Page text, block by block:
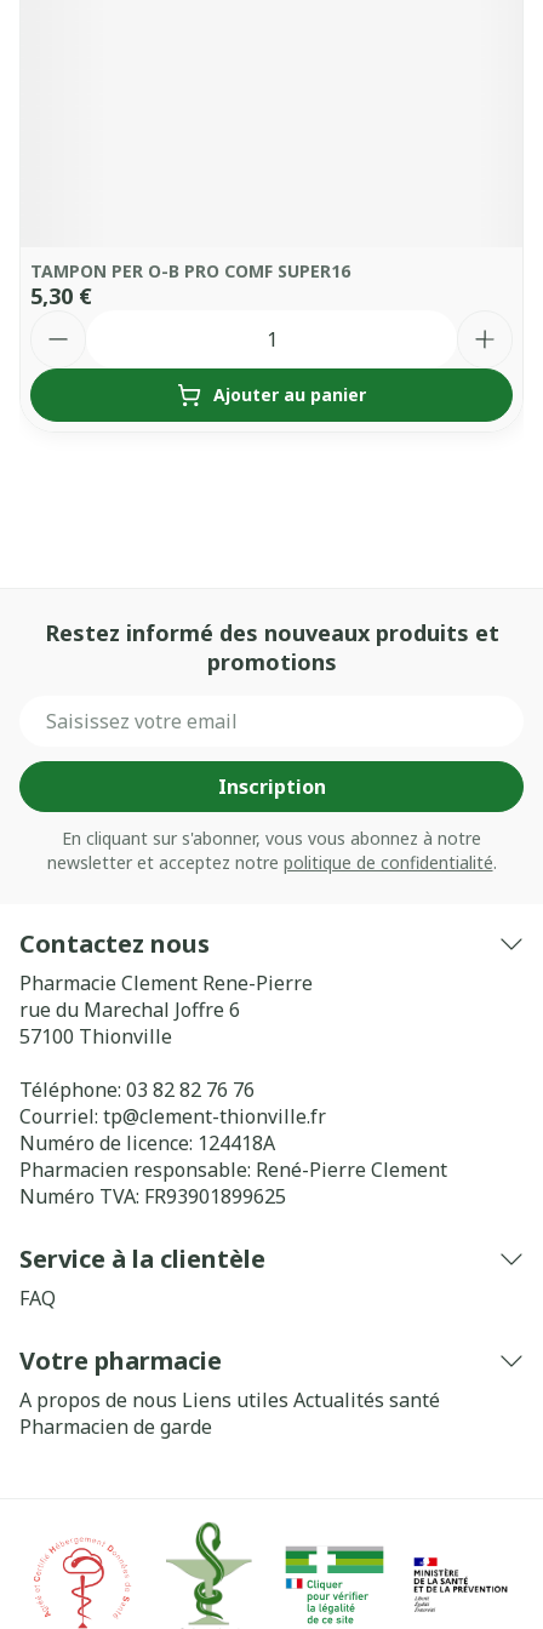
TAMPON PER O-B PRO COMF SUPER16
5,30 €
Ajouter au panier
Restez informé des nouveaux produits et
promotions
Inscription
En cliquant sur s'abonner, vous vous abonnez à notre
newsletter et acceptez notre politique de confidentialité.
Contactez nous
Pharmacie Clement Rene-Pierre
rue du Marechal Joffre 6
57100 Thionville
Téléphone: 03 82 82 76 76
Courriel: tp@clement-thionville.fr
Numéro de licence: 124418A
Pharmacien responsable: René-Pierre Clement
Numéro TVA: FR93901899625
Service à la clientèle
FAQ
Votre pharmacie
A propos de nous Liens utiles Actualités santé
Pharmacien de garde